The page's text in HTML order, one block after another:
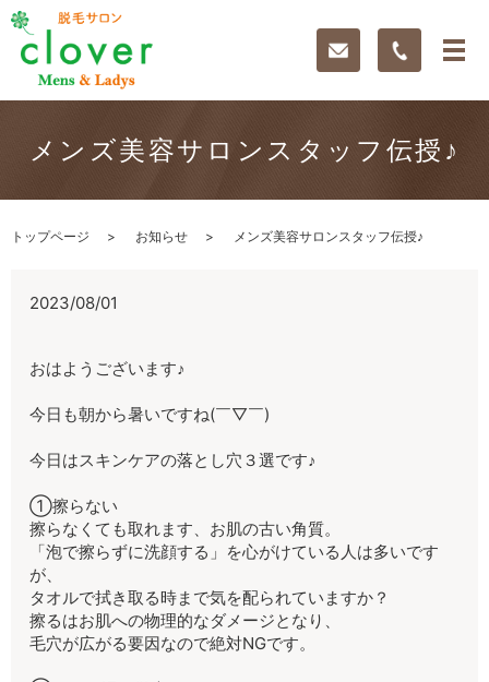
メンズ美容サロンスタッフ伝授♪
トップページ お知らせ メンズ美容サロンスタッフ伝授♪
2023/08/01
おはようございます♪
今日も朝から暑いですね(￣▽￣)
今日はスキンケアの落とし穴３選です♪
①擦らない
擦らなくても取れます、お肌の古い角質。
「泡で擦らずに洗顔する」を心がけている人は多いです
が、
タオルで拭き取る時まで気を配られていますか？
擦るはお肌への物理的なダメージとなり、
毛穴が広がる要因なので絶対NGです。